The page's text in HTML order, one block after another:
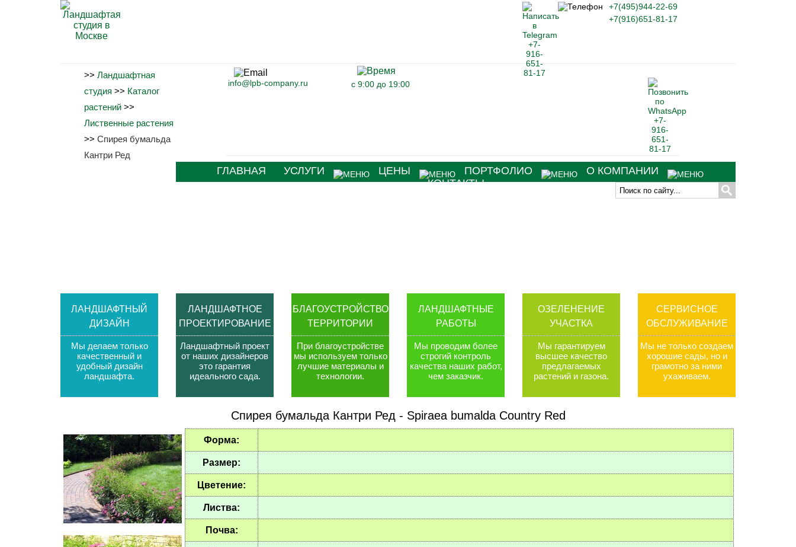
Спирея бумальда Кантри Ред - Spiraea bumalda Country Red
Форма:
Размер:
Цветение:
Листва:
Почва:
info@lpb-company.ru с 9:00 до 19:00
+7(495)944-22-69
+7(916)651-81-17
ГЛАВНАЯ УСЛУГИ ЦЕНЫ ПОРТФОЛИО
О КОМПАНИИ
КОНТАКТЫ
>> Ландшафтная
студия >> Каталог
растений >>
Лиственные растения
>> Спирея бумальда
Кантри Ред
ЛАНДШАФТНЫЙ
ДИЗАЙН
Мы делаем только
качественный и
удобный дизайн
ландшафта.
ЛАНДШАФТНОЕ
ПРОЕКТИРОВАНИЕ
Ландшафтный проект
от наших дизайнеров
это гарантия
идеального сада.
БЛАГОУСТРОЙСТВО
ТЕРРИТОРИИ
При благоустройстве
мы используем только
лучшие материалы и
технологии.
ЛАНДШАФТНЫЕ
РАБОТЫ
Мы проводим более
строгий контроль
качества наших работ,
чем заказчик.
ОЗЕЛЕНЕНИЕ
УЧАСТКА
Мы гарантируем
высшее качество
предлагаемых
растений и газона.
СЕРВИСНОЕ
ОБСЛУЖИВАНИЕ
Мы не только создаем
хорошие сады, но и
грамотно за ними
ухаживаем.